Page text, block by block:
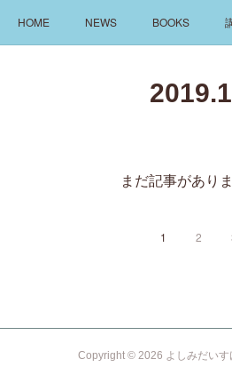
HOME NEWS BOOKS
2019.
まだ記事がありま
1 2
Copyright © 2026 よしみだい